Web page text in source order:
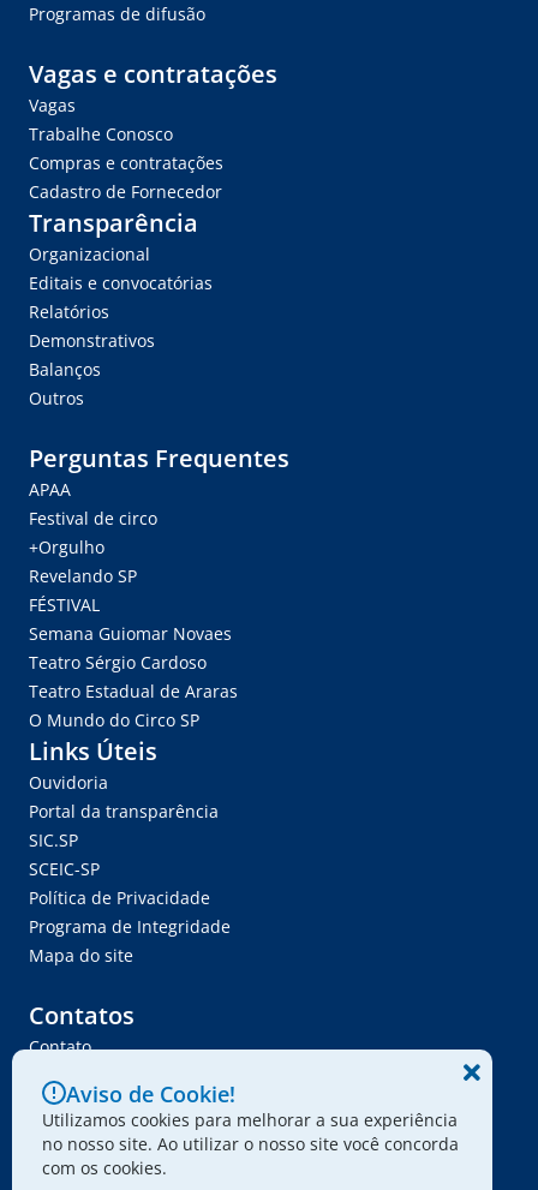
Programas de difusão
Vagas e contratações
Vagas
Trabalhe Conosco
Compras e contratações
Cadastro de Fornecedor
Transparência
Organizacional
Editais e convocatórias
Relatórios
Demonstrativos
Balanços
Outros
Perguntas Frequentes
APAA
Festival de circo
+Orgulho
Revelando SP
FÉSTIVAL
Semana Guiomar Novaes
Teatro Sérgio Cardoso
Teatro Estadual de Araras
O Mundo do Circo SP
Links Úteis
Ouvidoria
Portal da transparência
SIC.SP
SCEIC-SP
Política de Privacidade
Programa de Integridade
Mapa do site
Contatos
Contato
Ser Fornecedor
Envie seu projeto
Aviso de Cookie!
Utilizamos cookies para melhorar a sua experiência
no nosso site. Ao utilizar o nosso site você concorda
com os cookies.